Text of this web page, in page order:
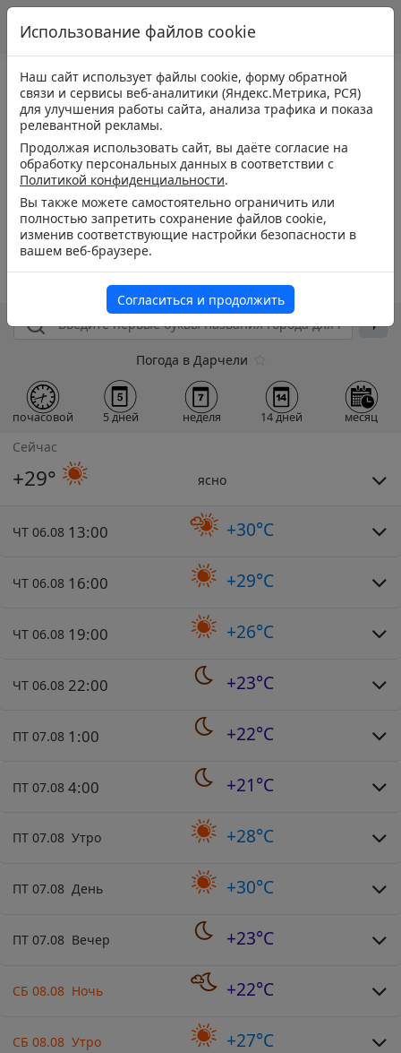
Погода в Дарчели
почасовой 5 дней неделя 14 дней месяц
Сейчас
+29° ясно
ЧТ 06.08 13:00 +30°C
ЧТ 06.08 16:00 +29°C
ЧТ 06.08 19:00 +26°C
ЧТ 06.08 22:00 +23°C
ПТ 07.08 1:00 +22°C
ПТ 07.08 4:00 +21°C
ПТ 07.08 Утро +28°C
ПТ 07.08 День +30°C
ПТ 07.08 Вечер +23°C
СБ 08.08 Ночь +22°C
СБ 08.08 Утро +27°C
Использование файлов cookie
Наш сайт использует файлы cookie, форму обратной
связи и сервисы веб-аналитики (Яндекс.Метрика, РСЯ)
для улучшения работы сайта, анализа трафика и показа
релевантной рекламы.
Продолжая использовать сайт, вы даёте согласие на
обработку персональных данных в соответствии с
Политикой конфиденциальности.
Вы также можете самостоятельно ограничить или
полностью запретить сохранение файлов cookie,
изменив соответствующие настройки безопасности в
вашем веб-браузере.
Согласиться и продолжить